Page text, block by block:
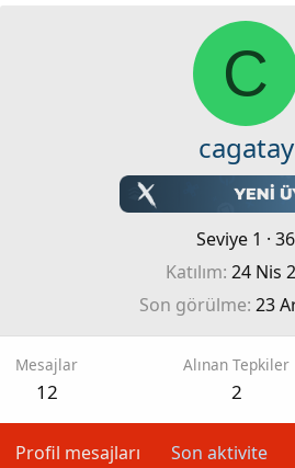
C
cagatay
Seviye 1 · 36
Katılım 24 Nis
Son görülme 23
Mesajlar
12
Alınan Tepkiler
2
Profil mesajları Son aktivite